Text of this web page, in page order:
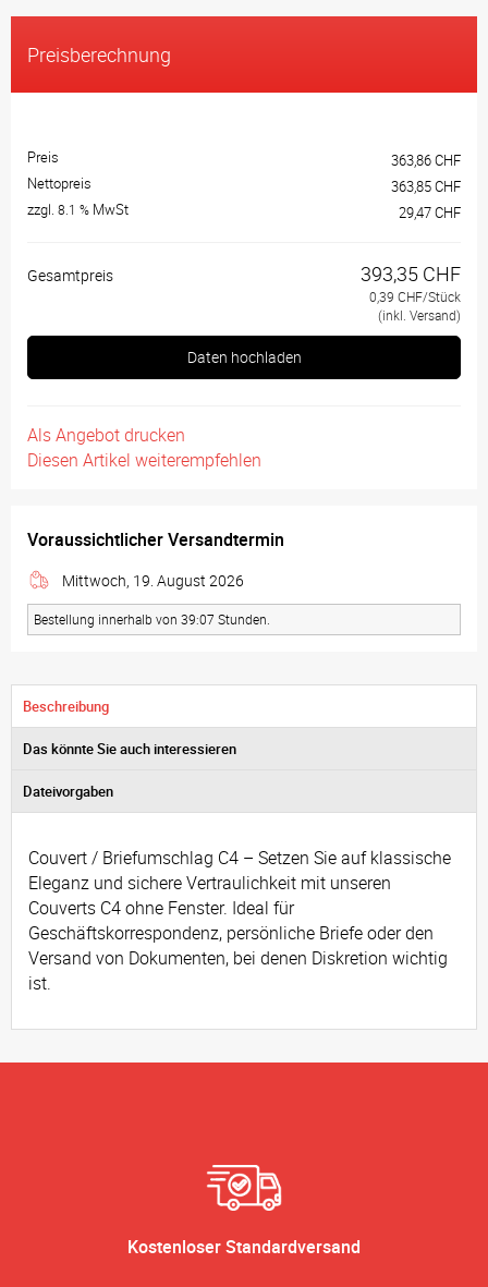
Preisberechnung
Preis
363,86 CHF
Nettopreis
363,85 CHF
zzgl. 8.1 % MwSt 29,47 CHF
Gesamtpreis 393,35 CHF
0,39 CHF/Stück
(inkl. Versand)
Daten hochladen
Als Angebot drucken
Diesen Artikel weiterempfehlen
Voraussichtlicher Versandtermin
Mittwoch, 19. August 2026
Bestellung innerhalb von 39:07 Stunden.
Beschreibung
Das könnte Sie auch interessieren
Dateivorgaben
Couvert / Briefumschlag C4 – Setzen Sie auf klassische
Eleganz und sichere Vertraulichkeit mit unseren
Couverts C4 ohne Fenster. Ideal für
Geschäftskorrespondenz, persönliche Briefe oder den
Versand von Dokumenten, bei denen Diskretion wichtig
ist.
Kostenloser Standardversand